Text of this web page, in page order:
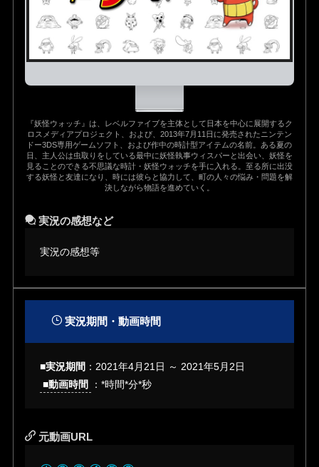
『妖怪ウォッチ』は、レベルファイブを主体として日本を中心に展開するク
ロスメディアプロジェクト、および、2013年7月11日に発売されたニンテン
ドー3DS専用ゲームソフト、および作中の時計型アイテムの名前。ある夏の
日、主人公は虫取りをしている最中に妖怪執事ウィスパーと出会い、妖怪を
見ることのできる不思議な時計・妖怪ウォッチを手に入れる。至る所に出没
する妖怪と友達になり、時には彼らと協力して、町の人々の悩み・問題を解
決しながら物語を進めていく。
実況の感想など
実況の感想等
実況期間・動画時間
■実況期間 ： 2021年4月21日 ～ 2021年5月2日
■動画時間
：*時間*分*秒
元動画URL